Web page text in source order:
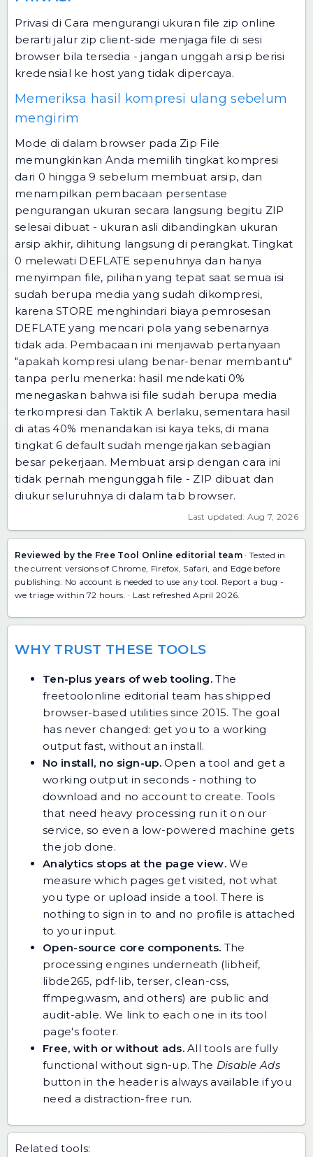
Privasi di Cara mengurangi ukuran file zip online
berarti jalur zip client-side menjaga file di sesi
browser bila tersedia - jangan unggah arsip berisi
kredensial ke host yang tidak dipercaya.
Memeriksa hasil kompresi ulang sebelum
mengirim
Mode di dalam browser pada Zip File
memungkinkan Anda memilih tingkat kompresi
dari 0 hingga 9 sebelum membuat arsip, dan
menampilkan pembacaan persentase
pengurangan ukuran secara langsung begitu ZIP
selesai dibuat - ukuran asli dibandingkan ukuran
arsip akhir, dihitung langsung di perangkat. Tingkat
0 melewati DEFLATE sepenuhnya dan hanya
menyimpan file, pilihan yang tepat saat semua isi
sudah berupa media yang sudah dikompresi,
karena STORE menghindari biaya pemrosesan
DEFLATE yang mencari pola yang sebenarnya
tidak ada. Pembacaan ini menjawab pertanyaan
"apakah kompresi ulang benar-benar membantu"
tanpa perlu menerka: hasil mendekati 0%
menegaskan bahwa isi file sudah berupa media
terkompresi dan Taktik A berlaku, sementara hasil
di atas 40% menandakan isi kaya teks, di mana
tingkat 6 default sudah mengerjakan sebagian
besar pekerjaan. Membuat arsip dengan cara ini
tidak pernah mengunggah file - ZIP dibuat dan
diukur seluruhnya di dalam tab browser.
Last updated: Aug 7, 2026
Reviewed by the Free Tool Online editorial team · Tested in
the current versions of Chrome, Firefox, Safari, and Edge before
publishing. No account is needed to use any tool. Report a bug -
we triage within 72 hours. · Last refreshed April 2026.
WHY TRUST THESE TOOLS
Ten-plus years of web tooling. The
freetoolonline editorial team has shipped
browser-based utilities since 2015. The goal
has never changed: get you to a working
output fast, without an install.
No install, no sign-up.Open a tool and get a
working output in seconds - nothing to
download and no account to create. Tools
that need heavy processing run it on our
service, so even a low-powered machine gets
the job done.
Analytics stops at the page view.We
measure which pages get visited, not what
you type or upload inside a tool. There is
nothing to sign in to and no profile is attached
to your input.
Open-source core components. The
processing engines underneath (libheif,
libde265, pdf-lib, terser, clean-css,
ffmpeg.wasm, and others) are public and
audit-able. We link to each one in its tool
page's footer.
Free, with or without ads.All tools are fully
functional without sign-up. The Disable Ads
button in the header is always available if you
need a distraction-free run.
Related tools: